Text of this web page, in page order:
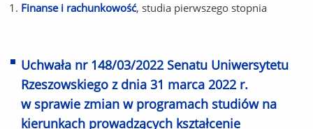
Finanse i rachunkowość, studia pierwszego stopnia
Uchwała nr 148/03/2022 Senatu Uniwersytetu
Rzeszowskiego z dnia 31 marca 2022 r.
w sprawie zmian w programach studiów na
kierunkach prowadzących kształcenie